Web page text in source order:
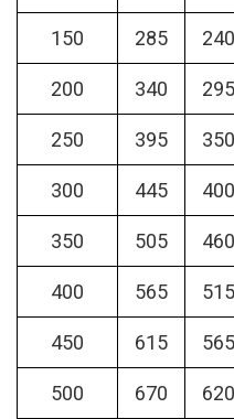
150 285 240
200 340 295
250 395 350
300 445 400
350 505 460
400 565 515
450 615 565
500 670 620